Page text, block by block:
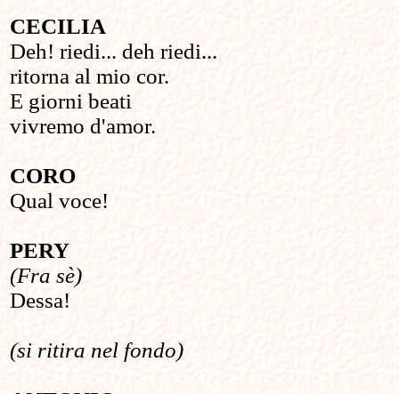
CECILIA
Deh! riedi... deh riedi...
ritorna al mio cor.
E giorni beati
vivremo d'amor.
CORO
Qual voce!
PERY
(Fra sè)
Dessa!
(si ritira nel fondo)